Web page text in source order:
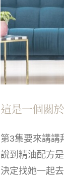
這是一個關
第3集要來講
說到精油配方
決定找她一起